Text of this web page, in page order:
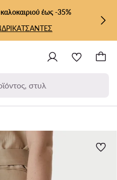
έως -35%
ΤΣΑΝΤΕΣ
στυλ